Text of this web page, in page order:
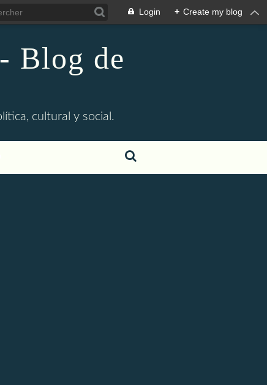
Login + Create my blog
Blog de
cultural y social.